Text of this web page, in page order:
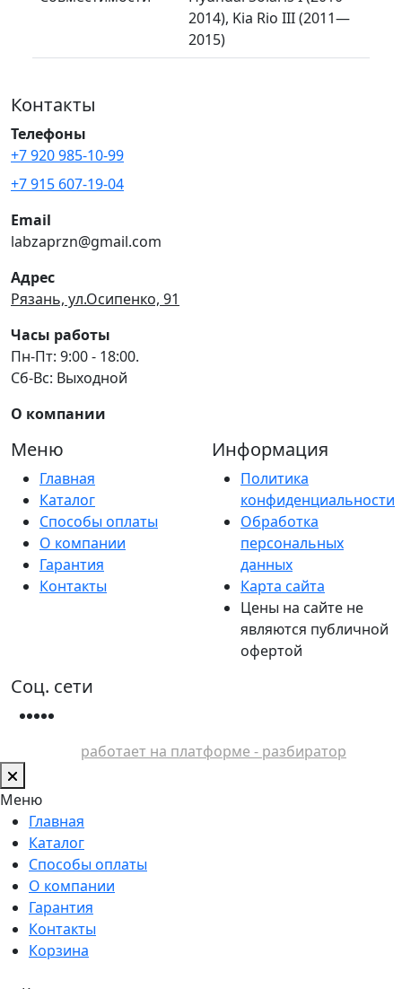
2014), Kia Rio III (2011—
2015)
Контакты
Телефоны
+7 920 985-10-99
+7 915 607-19-04
Email
labzaprzn@gmail.com
Адрес
Рязань, ул.Осипенко, 91
Часы работы
Пн-Пт: 9:00 - 18:00.
Сб-Вс: Выходной
О компании
Меню
Главная
Каталог
Способы оплаты
О компании
Гарантия
Контакты
Информация
Политика
конфиденциальности
Обработка
персональных
данных
Карта сайта
Цены на сайте не
являются публичной
офертой
Соц. сети
работает на платформе - разбиратор
Меню
Главная
Каталог
Способы оплаты
О компании
Гарантия
Контакты
Корзина